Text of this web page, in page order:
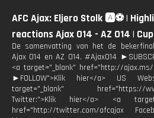
AFC Ajax: Eljero Stolk 🅰️⚽️ |
reactions Ajax O14 - AZ O14 |
De samenvatting van het de
Ajax O14 en AZ O14. #AjaxO14
<a target="_blank" href="http://
►FOLLOW">Klik hier</a> US
target="_blank" href="https://
Twitter:">Klik hier</a> <a
href="http://twitter.com/afcajax